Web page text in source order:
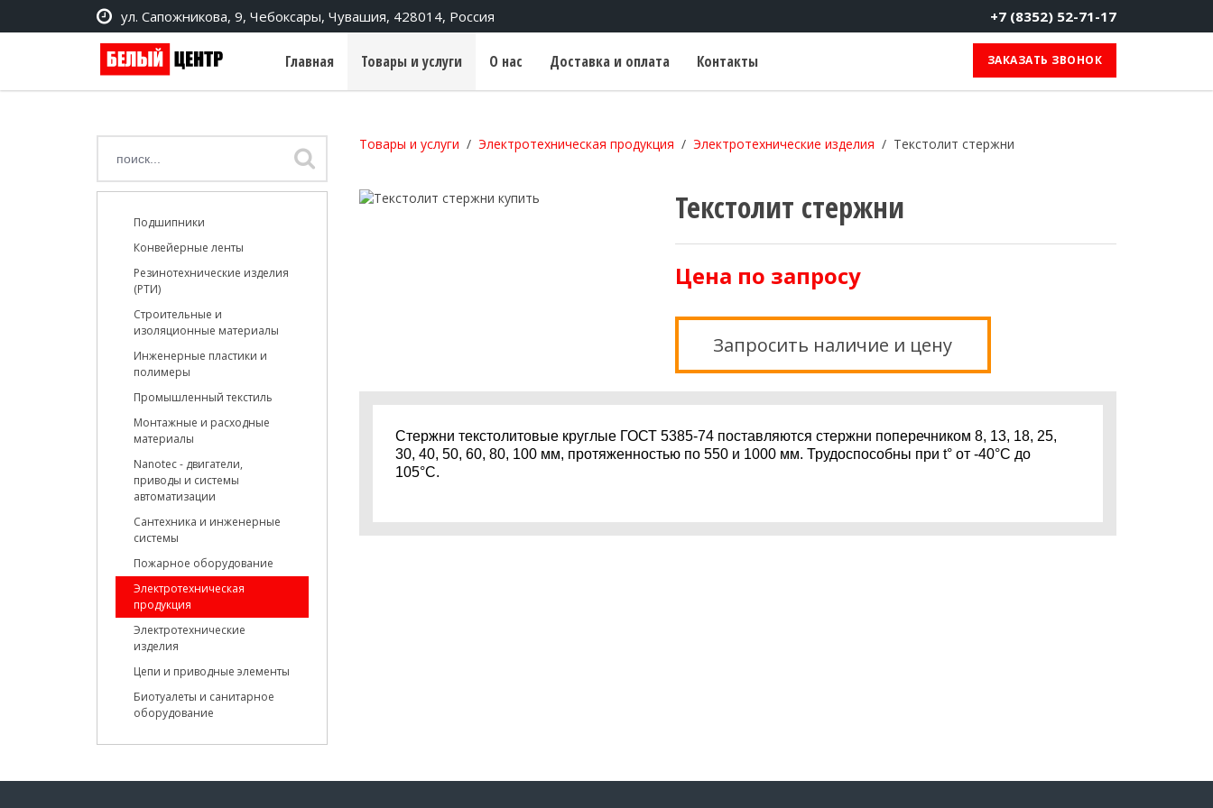
ул. Сапожникова, 9, Чебоксары, Чувашия, 428014, Россия +7 (8352) 52-71-17
Главная Товары и услуги О нас Доставка и оплата Контакты ЗАКАЗАТЬ ЗВОНОК
Подшипники
Конвейерные ленты
Резинотехнические изделия
(РТИ)
Строительные и
изоляционные материалы
Инженерные пластики и
полимеры
Промышленный текстиль
Монтажные и расходные
материалы
Nanotec - двигатели,
приводы и системы
автоматизации
Сантехника и инженерные
системы
Пожарное оборудование
Электротехническая
продукция
Электротехнические
изделия
Цепи и приводные элементы
Биотуалеты и санитарное
оборудование
Товары и услуги Электротехническая продукция Электротехнические изделия Текстолит стержни
Текстолит стержни
Цена по запросу
Запросить наличие и цену
Стержни текстолитовые круглые ГОСТ 5385-74 поставляются стержни поперечником 8, 13, 18, 25,
30, 40, 50, 60, 80, 100 мм, протяженностью по 550 и 1000 мм. Трудоспособны при t° от -40°С до
105°С.